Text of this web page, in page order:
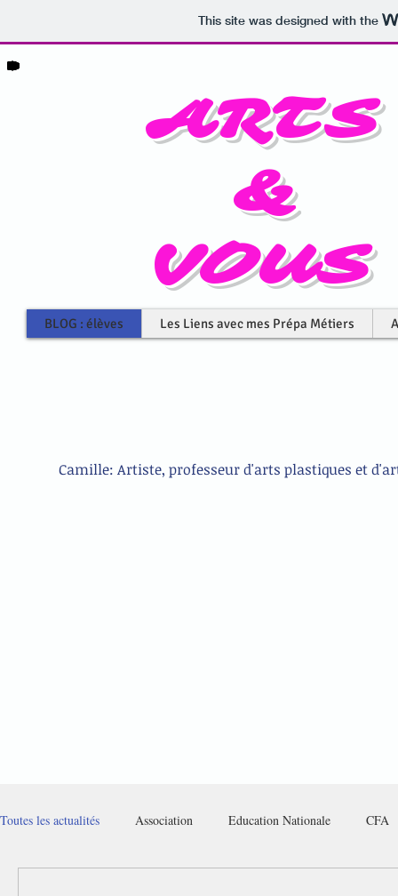
This site was designed with the
ARTS
&
VOUS
BLOG : élèves Les Liens avec mes Prépa Métiers
Camille: Artiste, professeur d'arts plastiques et
Toutes les actualités Association Education Nationale CFA